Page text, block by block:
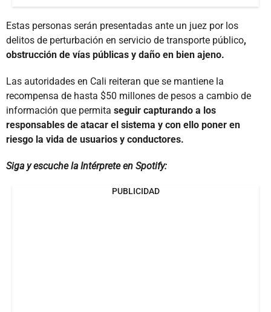
Estas personas serán presentadas ante un juez por los
delitos de perturbación en servicio de transporte público,
obstrucción de vías públicas y daño en bien ajeno.
Las autoridades en Cali reiteran que se mantiene la
recompensa de hasta $50 millones de pesos a cambio de
información que permita seguir capturando a los
responsables de atacar el sistema y con ello poner en
riesgo la vida de usuarios y conductores.
Siga y escuche la Intérprete en Spotify:
PUBLICIDAD